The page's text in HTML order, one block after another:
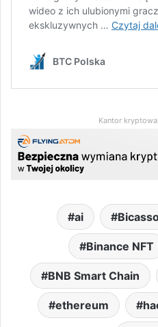
Kantor
ai
Binance NFT
BNB Smart Chain
ethereum